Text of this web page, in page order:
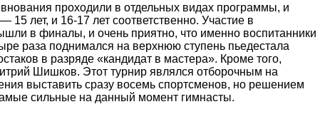
проходили в отдельных видах программы, и
лет, и 16-17 лет соответственно. Участие в
в финалы, и очень приятно, что именно воспитанники
раза поднимался на верхнюю ступень пьедестала
в разряде «кандидат в мастера». Кроме того,
Шишков. Этот турнир являлся отборочным на
выставить сразу восемь спортсменов, но решением
сильные на данный момент гимнасты.